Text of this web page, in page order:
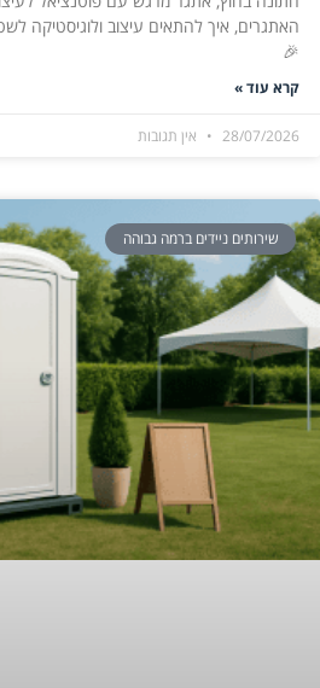
האתגרים, איך להתאים עיצוב ולוגיסטיקה
🎉
קרא עוד »
28/07/2026 אין תגובות
שירותים ניידים ברמה גבוהה